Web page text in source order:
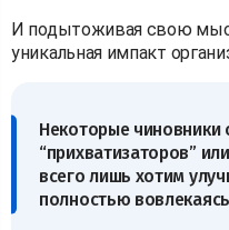
И подытоживая свою
уникальная импакт
Некоторые чиновники
“прихватизаторов”
всего лишь хотим
полностью